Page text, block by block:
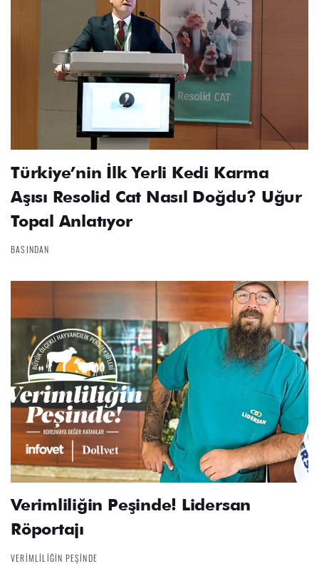
Türkiye’nin İlk Yerli Kedi Karma
Aşısı Resolid Cat Nasıl Doğdu? Uğur
Topal Anlatıyor
BASINDAN
Verimliliğin Peşinde! Lidersan
Röportajı
VERIMLILIĞIN PEŞINDE